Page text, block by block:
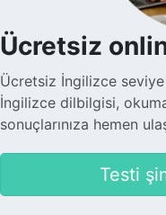
gerçekten
Levent T.
Platform, tek
inanılmaz sıcakkanlı.
yararlanarak farklı
Dersler, öğretmen-
havasında geçiyor.
Ücretsiz
Ücretsiz İngilizce
İngilizce dilbilgisi,
sonuçlarınıza hemen
Testi